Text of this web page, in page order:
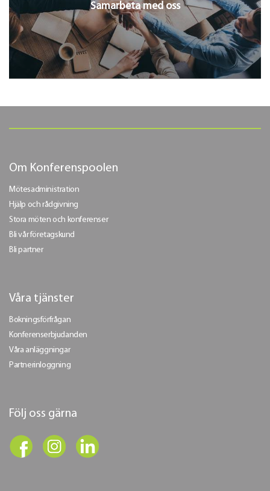
Samarbeta med oss
Om Konferenspoolen
Mötesadministration
Hjälp och rådgivning
Stora möten och konferenser
Bli vår företagskund
Bli partner
Våra tjänster
Bokningsförfrågan
Konferenserbjudanden
Våra anläggningar
Partnerinloggning
Följ oss gärna